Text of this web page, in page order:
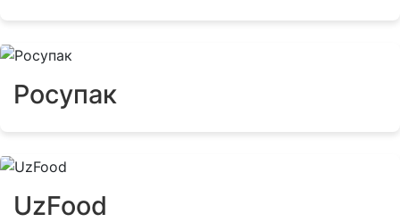
Росупак
UzFood